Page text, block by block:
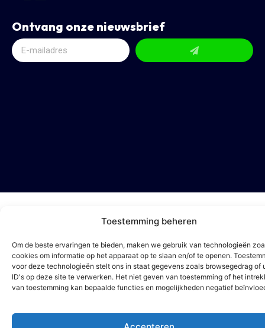
Toestemming beheren
Om de beste ervaringen te bieden, maken we gebruik van technologieën
cookies om informatie op het apparaat op te slaan en/of te openen.
voor deze technologieën stelt ons in staat gegevens zoals browsegedrag of
ID's op deze site te verwerken. Het niet geven van toestemming of het
van toestemming kan bepaalde functies en mogelijkheden negatief
Ontvang onze nieuwsbrief